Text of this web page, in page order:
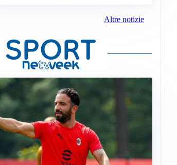
Altre notizie